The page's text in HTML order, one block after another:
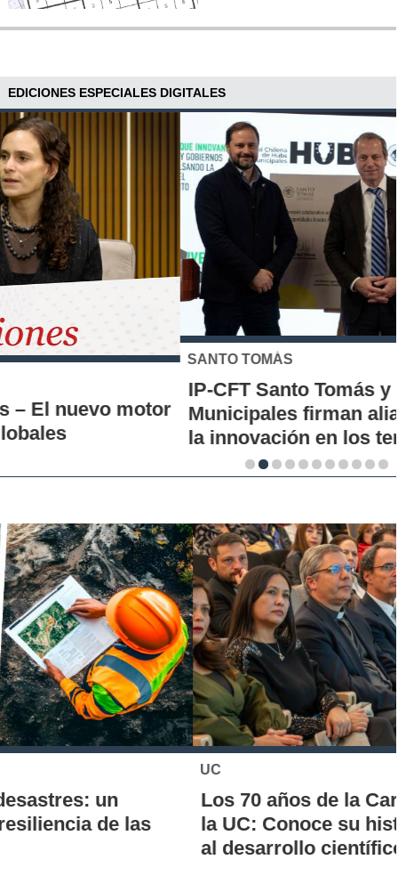
EDICIONES ESPECIALES DIGITALES
SANTO TOMÁS
IP-CFT Santo Tomás y Red de Hubs
Municipales firman alianza para impulsar
la innovación en los territorios
Los 70 años de la Carrera de Química de
la UC: Conoce su historia, hitos y aporte
al desarrollo científico del país